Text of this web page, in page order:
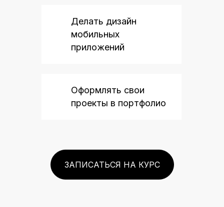
Делать дизайн
мобильных
приложений
Оформлять свои
проекты в портфолио
ЗАПИСАТЬСЯ НА КУРС